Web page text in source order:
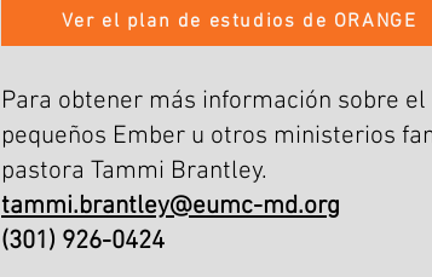
Ver el plan de estudios de ORANGE
Para obtener más información sobre
pequeños Ember u otros ministerios
pastora Tammi Brantley.
tammi.brantley@eumc-md.org
(301) 926-0424